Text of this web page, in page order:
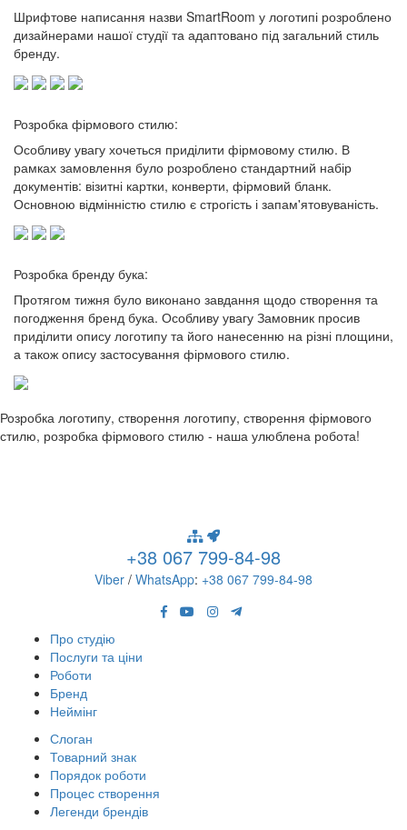
Шрифтове написання назви SmartRoom у логотипі розроблено
дизайнерами нашої студії та адаптовано під загальний стиль
бренду.
Розробка фірмового стилю:
Особливу увагу хочеться приділити фірмовому стилю. В
рамках замовлення було розроблено стандартний набір
документів: візитні картки, конверти, фірмовий бланк.
Основною відмінністю стилю є строгість і запам'ятовуваність.
Розробка бренду бука:
Протягом тижня було виконано завдання щодо створення та
погодження бренд бука. Особливу увагу Замовник просив
приділити опису логотипу та його нанесенню на різні площини,
а також опису застосування фірмового стилю.
Розробка логотипу, створення логотипу, створення фірмового
стилю, розробка фірмового стилю - наша улюблена робота!
+38 067 799-84-98
Viber / WhatsApp: +38 067 799-84-98
Про студію
Послуги та ціни
Роботи
Бренд
Неймінг
Слоган
Товарний знак
Порядок роботи
Процес створення
Легенди брендів